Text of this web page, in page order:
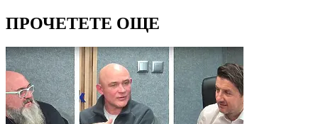
ПРОЧЕТЕТЕ ОЩЕ